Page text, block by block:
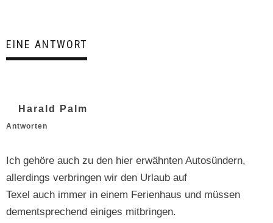
EINE ANTWORT
Harald Palm
Antworten
Ich gehöre auch zu den hier erwäh­n­ten Autosün­dern,
allerd­ings ver­brin­gen wir den Urlaub auf
Tex­el auch immer in einem Ferien­haus und müssen
dementsprechend einiges mitbringen.